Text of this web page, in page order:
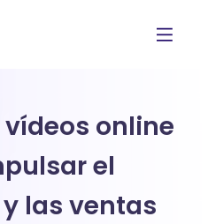
online
el
las ventas